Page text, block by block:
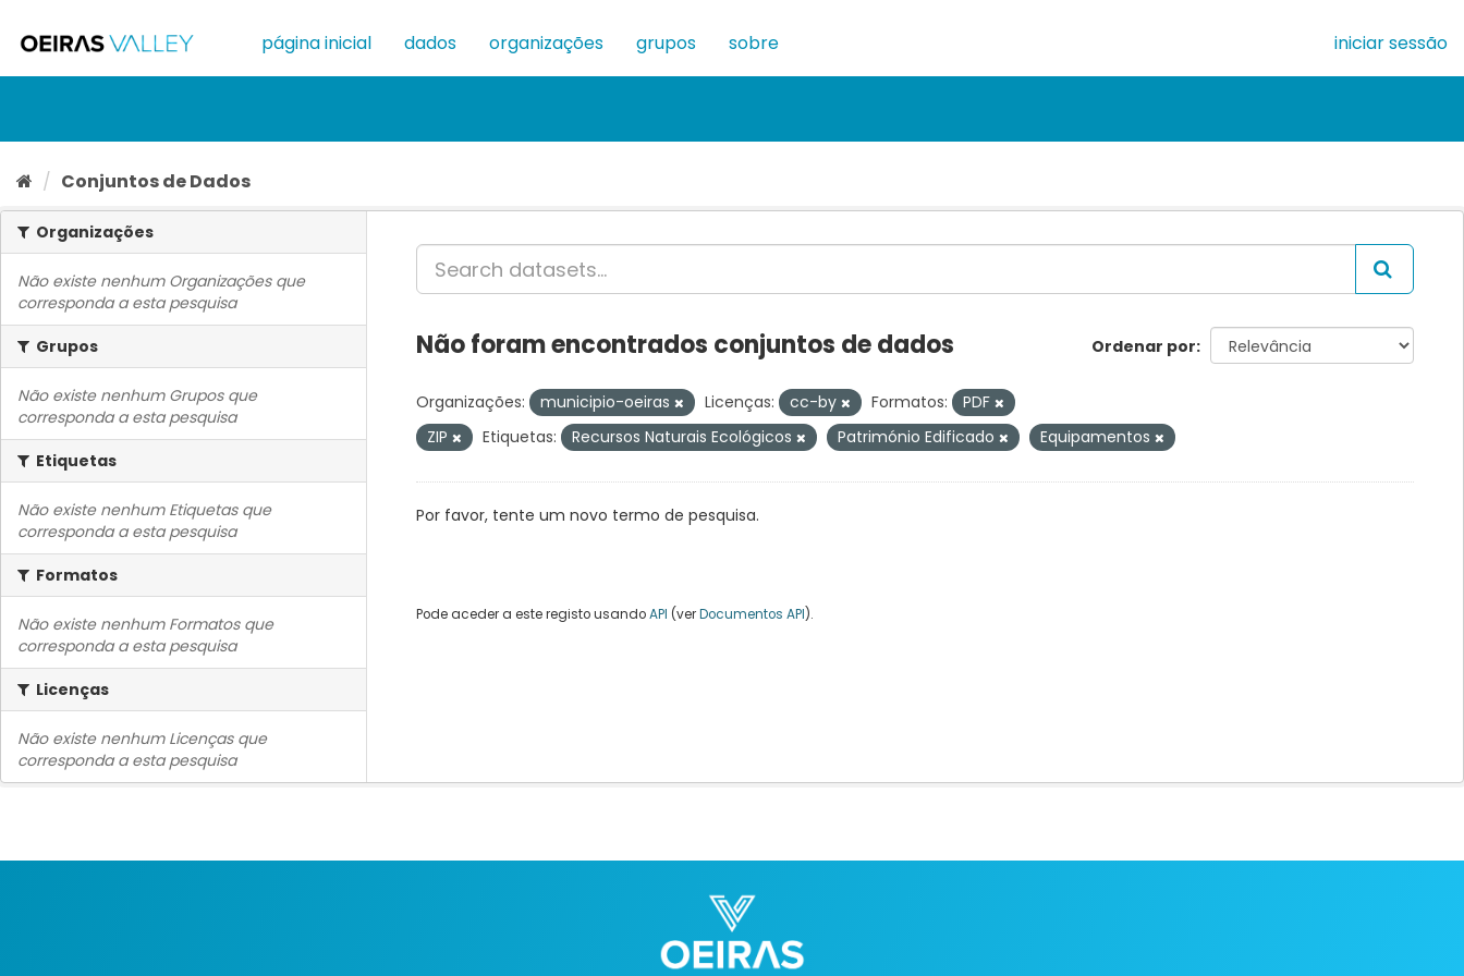
para
conteúdo
página inicial dados organizações grupos sobre iniciar sessão
Conjuntos de Dados
Organizações
Não existe nenhum Organizações que
corresponda a esta pesquisa
Grupos
Não existe nenhum Grupos que
corresponda a esta pesquisa
Etiquetas
Não existe nenhum Etiquetas que
corresponda a esta pesquisa
Formatos
Não existe nenhum Formatos que
corresponda a esta pesquisa
Licenças
Não existe nenhum Licenças que
corresponda a esta pesquisa
Ordenar por
Não foram encontrados conjuntos de dados
Organizações: municipio-oeiras Licenças: cc-by Formatos:
PDF
ZIP
Etiquetas: Recursos Naturais Ecológicos Património Edificado Equipamentos
Por favor, tente um novo termo de pesquisa.
Pode aceder a este registo usandoAPI (verDocumentos API).